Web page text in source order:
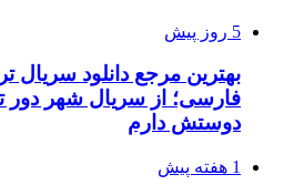
5 روز پیش
بهترین مرجع دانلود سریال
فارسی؛ از سریال شهر دور
دوستش دارم
1 هفته پیش